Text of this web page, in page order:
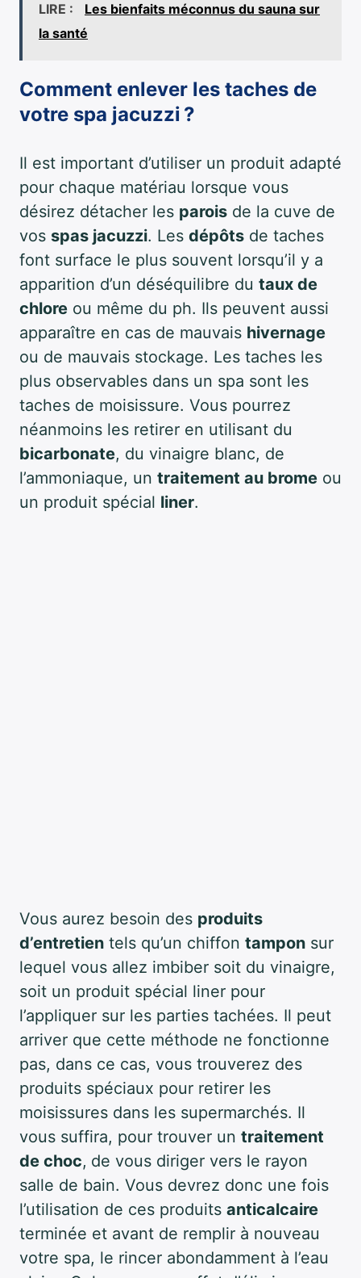
LIRE :
Les bienfaits méconnus du sauna sur
la santé
Comment enlever les taches de
votre spa jacuzzi ?
Il est important d’utiliser un produit adapté
pour chaque matériau lorsque vous
désirez détacher les parois de la cuve de
vos spas jacuzzi. Les dépôts de taches
font surface le plus souvent lorsqu’il y a
apparition d’un déséquilibre du taux de
chlore ou même du ph. Ils peuvent aussi
apparaître en cas de mauvais hivernage
ou de mauvais stockage. Les taches les
plus observables dans un spa sont les
taches de moisissure. Vous pourrez
néanmoins les retirer en utilisant du
bicarbonate, du vinaigre blanc, de
l’ammoniaque, un traitement au brome ou
un produit spécial liner.
Vous aurez besoin des produits
d’entretien tels qu’un chiffon tampon sur
lequel vous allez imbiber soit du vinaigre,
soit un produit spécial liner pour
l’appliquer sur les parties tachées. Il peut
arriver que cette méthode ne fonctionne
pas, dans ce cas, vous trouverez des
produits spéciaux pour retirer les
moisissures dans les supermarchés. Il
vous suffira, pour trouver un traitement
de choc, de vous diriger vers le rayon
salle de bain. Vous devrez donc une fois
l’utilisation de ces produits anticalcaire
terminée et avant de remplir à nouveau
votre spa, le rincer abondamment à l’eau